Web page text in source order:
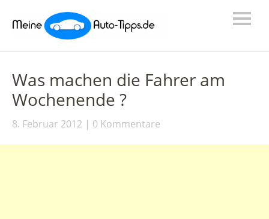
Was machen die Fahrer am
Wochenende ?
8. Februar 2012 0 Kommentare